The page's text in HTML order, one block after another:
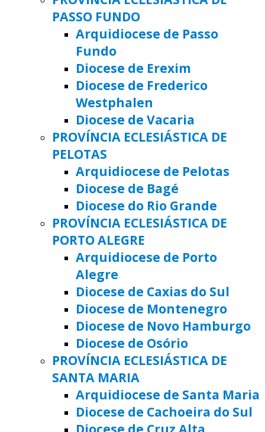
PASSO FUNDO
Arquidiocese de Passo
Fundo
Diocese de Erexim
Diocese de Frederico
Westphalen
Diocese de Vacaria
PROVÍNCIA ECLESIÁSTICA DE
PELOTAS
Arquidiocese de Pelotas
Diocese de Bagé
Diocese do Rio Grande
PROVÍNCIA ECLESIÁSTICA DE
PORTO ALEGRE
Arquidiocese de Porto
Alegre
Diocese de Caxias do Sul
Diocese de Montenegro
Diocese de Novo Hamburgo
Diocese de Osório
PROVÍNCIA ECLESIÁSTICA DE
SANTA MARIA
Arquidiocese de Santa Maria
Diocese de Cachoeira do Sul